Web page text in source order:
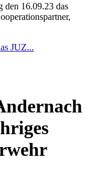
den 16.09.23 das
JUZ...